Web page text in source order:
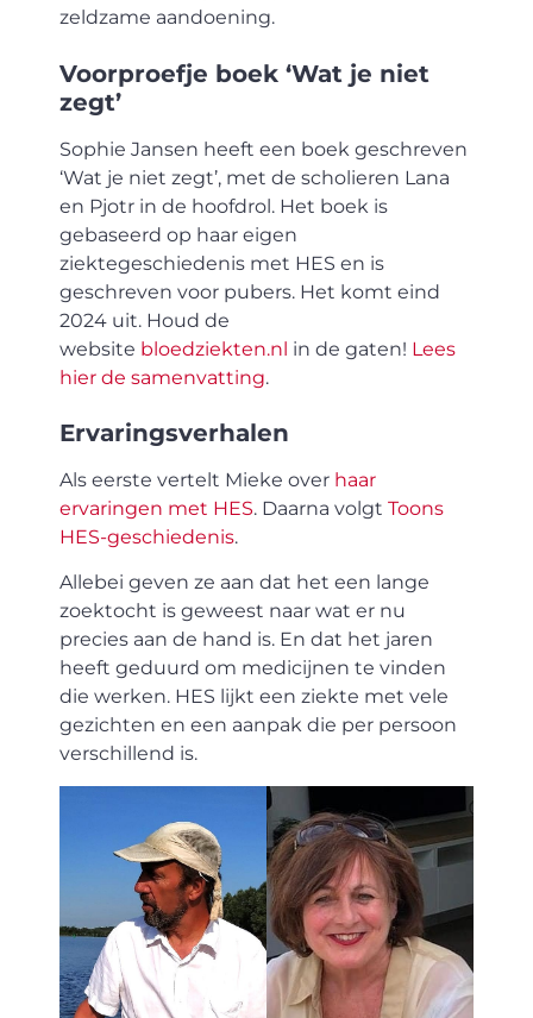
zeldzame aandoening.
Voorproefje boek ‘Wat je niet
zegt’
Sophie Jansen heeft een boek geschreven
‘Wat je niet zegt’, met de scholieren Lana
en Pjotr in de hoofdrol. Het boek is
gebaseerd op haar eigen
ziektegeschiedenis met HES en is
geschreven voor pubers. Het komt eind
2024 uit. Houd de
website bloedziekten.nl in de gaten! Lees
hier de samenvatting.
Ervaringsverhalen
Als eerste vertelt Mieke over haar
ervaringen met HES. Daarna volgt Toons
HES-geschiedenis.
Allebei geven ze aan dat het een lange
zoektocht is geweest naar wat er nu
precies aan de hand is. En dat het jaren
heeft geduurd om medicijnen te vinden
die werken. HES lijkt een ziekte met vele
gezichten en een aanpak die per persoon
verschillend is.